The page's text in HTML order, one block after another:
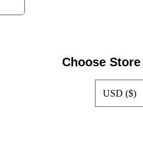
USD ($)
Choose